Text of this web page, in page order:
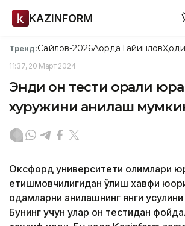
KAZINFORM
Тренд:Сайлов-2026АқордаТайинлов
11:37, 20 Март 2024
Энди қон тести орқали
хуружини аниқлаш
Оксфорд университети олимлари
етишмовчилигидан ўлиш хавфи
одамларни аниқлашнинг янги
Бунинг учун улар қон тестидан